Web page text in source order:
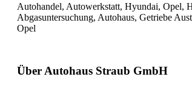
Autohandel, Autowerkstatt, Hyundai, Opel,
Abgasuntersuchung, Autohaus, Getriebe
Opel
Über Autohaus Straub GmbH